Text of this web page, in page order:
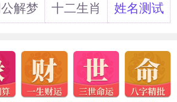
解梦 十二生肖 姓名测试